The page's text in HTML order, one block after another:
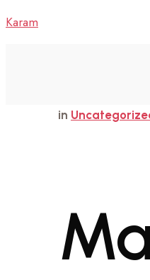
Karam
in